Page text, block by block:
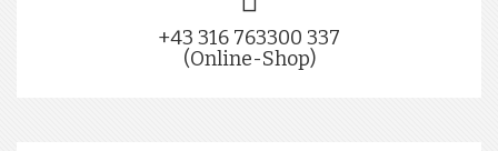
+43 316 763300 337
(Online-Shop)